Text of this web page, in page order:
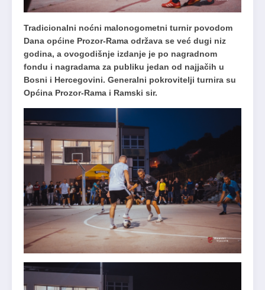
Tradicionalni noćni malonogometni turnir povodom
Dana općine Prozor-Rama održava se već dugi niz
godina, a ovogodišnje izdanje je po nagradnom
fondu i nagradama za publiku jedan od najjačih u
Bosni i Hercegovini. Generalni pokrovitelji turnira su
Općina Prozor-Rama i Ramski sir.